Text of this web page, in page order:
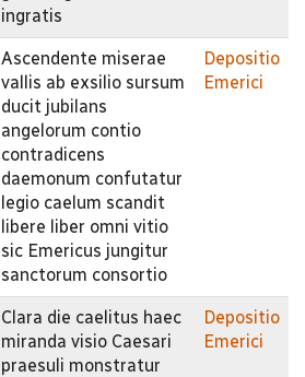
ingratis
Ascendente miserae
vallis ab exsilio sursum
ducit jubilans
angelorum contio
contradicens
daemonum confutatur
legio caelum scandit
libere liber omni vitio
sic Emericus jungitur
sanctorum consortio
Depositio
Emerici
Clara die caelitus haec
miranda visio Caesari
praesuli monstratur
Depositio
Emerici